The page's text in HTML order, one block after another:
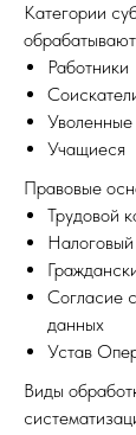
Категории
Работники
Уволенные
Учащиеся
Правовые
Трудовой
Согласие
данных
Устав
Виды